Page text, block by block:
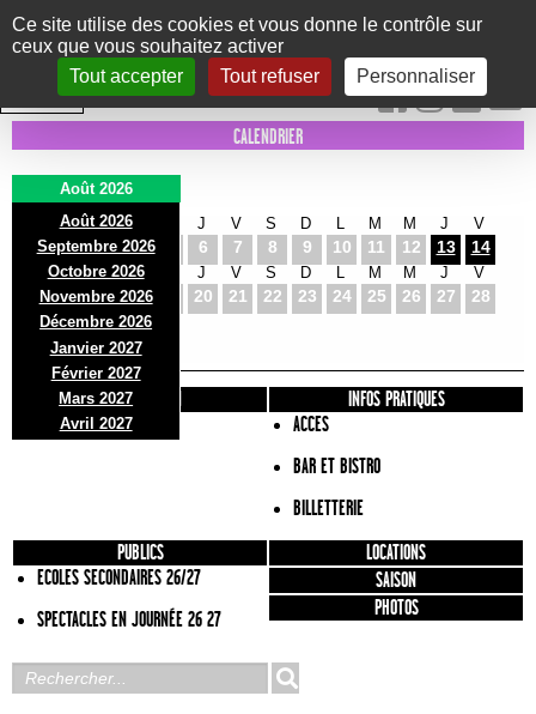
Panneau de gestion des cookies
Ce site utilise des cookies et vous donne le contrôle sur
ceux que vous souhaitez activer
Tout accepter
Tout refuser Personnaliser
Le Marni
CONCERTS DANSE/CIRQUE THÉÂTRE KIDS EXPOS EVENTS
INTRA MUROS
CALENDRIER
Août 2026
Août 2026
Septembre 2026
Octobre 2026
Novembre 2026
Décembre 2026
Janvier 2027
Février 2027
Mars 2027
Avril 2027
D
2
L
3
M
4
J
6
V
7
S
8
D
9 10
M
11
M
12
J
13
V
14
D
16
L
17
M
18
J
20
V
21
S
22
D
23 24
M
25
M
26
J
27
V
28
D
30
L
31
PRÉSENTATION
INFOS PRATIQUES
ACCES
BAR ET BISTRO
BILLETTERIE
PUBLICS
ECOLES SECONDAIRES 26/27
SPECTACLES EN JOURNÉE 26 27
LOCATIONS
SAISON
PHOTOS